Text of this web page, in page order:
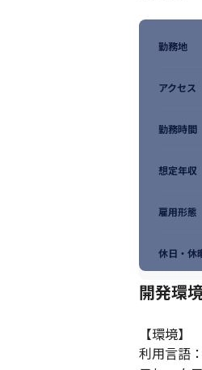
勤務地
アクセス
勤務時間
想定年収
雇用形態
休日・休
開発環
【環境】
利用言語